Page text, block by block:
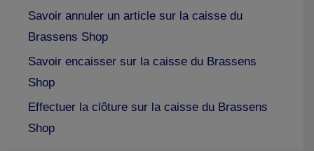
Savoir annuler un article sur la caisse du
Brassens Shop
Savoir encaisser sur la caisse du Brassens
Shop
Effectuer la clôture sur la caisse du Brassens
Shop